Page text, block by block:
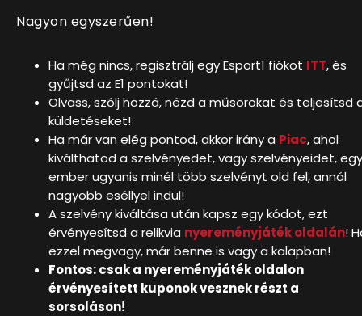
Nagyon egyszerűen!
Ha még nincs, regisztrálj egy Esport1 fiókot ITT, és
gyűjtsd az E1 pontokat!
Olvass, szólj hozzá, nézd a műsorokat és teljesítsd
küldetéseket!
Ha már van elég pontod, akkor irány a Piac, ahol
kiválthatod a szelvényedet, vagy szelvényeidet, egy
ember ugyanis minél több szelvényt old fel, annál
nagyobb eséllyel indul!
A szelvény kiváltása után kapsz egy kódot, ezt
érvényesítsd a relikvia nyereményjáték oldalán!
ezzel megvagy, már benne is vagy a kalapban!
Fontos: csak a nyereményjáték oldalon
érvényesített kuponok vesznek részt a
sorsoláson!